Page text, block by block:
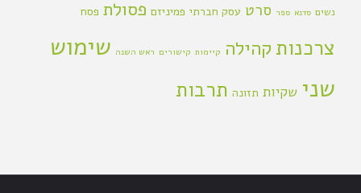
נשים סדנא ספר סרט עסק חברתי פמיניזם פסולת פסח
צרכנות קהילה קיימות קישורים ראש השנה שימוש
שני שקיות תזונה תרבות